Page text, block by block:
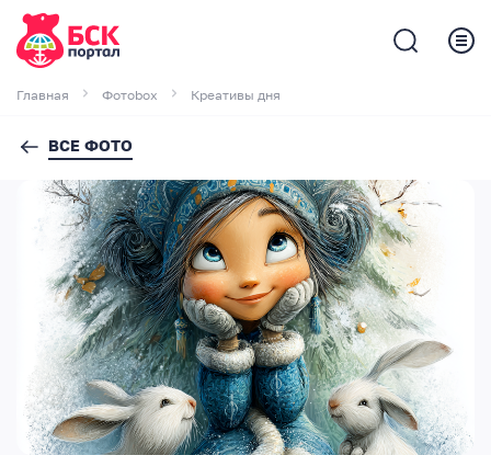
Главная Фотоbox Креативы дня
ВСЕ ФОТО